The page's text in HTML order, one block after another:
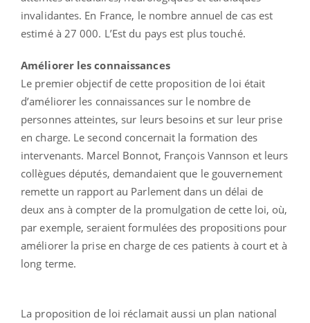
invalidantes. En France, le nombre annuel de cas est
estimé à 27 000. L’Est du pays est plus touché.
Améliorer les connaissances
Le premier objectif de cette proposition de loi était
d’améliorer les connaissances sur le nombre de
personnes atteintes, sur leurs besoins et sur leur prise
en charge. Le second concernait la formation des
intervenants. Marcel Bonnot, François Vannson et leurs
collègues députés, demandaient que le gouvernement
remette un rapport au Parlement dans un délai de
deux ans à compter de la promulgation de cette loi, où,
par exemple, seraient formulées des propositions pour
améliorer la prise en charge de ces patients à court et à
long terme.
La proposition de loi réclamait aussi un plan national